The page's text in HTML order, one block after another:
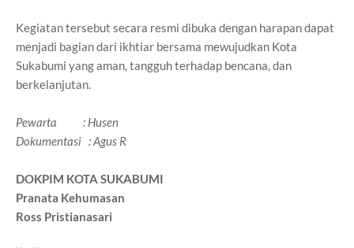
Kegiatan tersebut secara resmi dibuka dengan harapan dapat
menjadi bagian dari ikhtiar bersama mewujudkan Kota
Sukabumi yang aman, tangguh terhadap bencana, dan
berkelanjutan.
Pewarta : Husen
Dokumentasi : Agus R
DOKPIM KOTA SUKABUMI
Pranata Kehumasan
Ross Pristianasari